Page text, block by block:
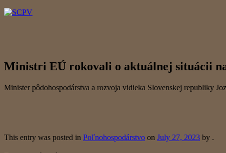
Ministri EÚ rokovali o aktuálnej situácii
Minister pôdohospodárstva a rozvoja vidieka Slovenskej republiky
This entry was posted in Poľnohospodárstvo on July 27, 2023 by .